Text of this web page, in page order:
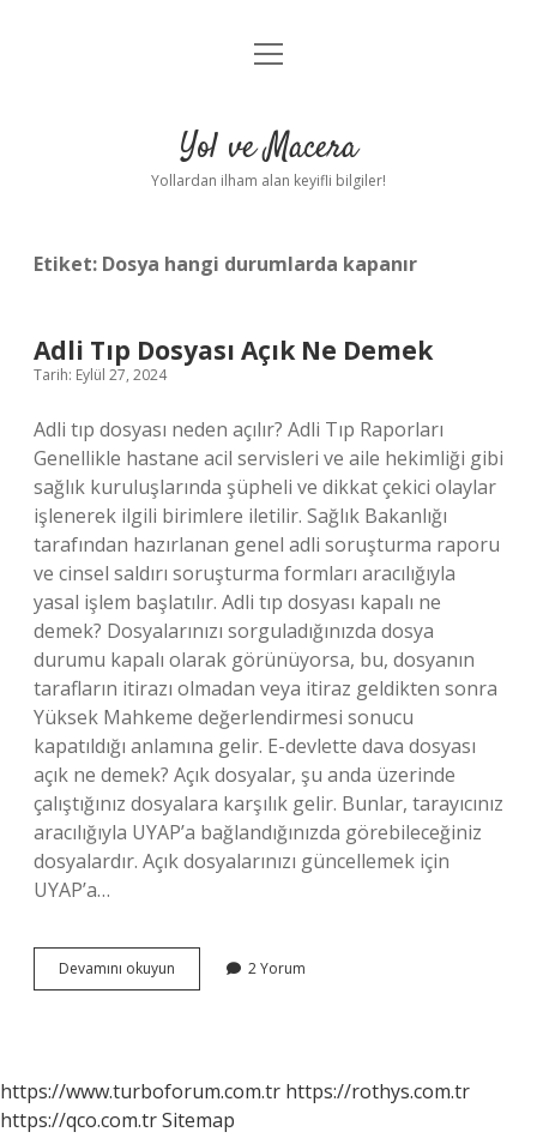
Anasayfa
Yasal Uyarı
menüyü
Yol ve Macera
Yollardan ilham alan keyifli bilgiler!
Etiket: Dosya hangi durumlarda kapanır
Adli Tıp Dosyası Açık Ne Demek
Tarih: Eylül 27, 2024
Adli tıp dosyası neden açılır? Adli Tıp Raporları
Genellikle hastane acil servisleri ve aile hekimliği gibi
sağlık kuruluşlarında şüpheli ve dikkat çekici olaylar
işlenerek ilgili birimlere iletilir. Sağlık Bakanlığı
tarafından hazırlanan genel adli soruşturma raporu
ve cinsel saldırı soruşturma formları aracılığıyla
yasal işlem başlatılır. Adli tıp dosyası kapalı ne
demek? Dosyalarınızı sorguladığınızda dosya
durumu kapalı olarak görünüyorsa, bu, dosyanın
tarafların itirazı olmadan veya itiraz geldikten sonra
Yüksek Mahkeme değerlendirmesi sonucu
kapatıldığı anlamına gelir. E-devlette dava dosyası
açık ne demek? Açık dosyalar, şu anda üzerinde
çalıştığınız dosyalara karşılık gelir. Bunlar, tarayıcınız
aracılığıyla UYAP’a bağlandığınızda görebileceğiniz
dosyalardır. Açık dosyalarınızı güncellemek için
UYAP’a…
Devamını okuyun
Tıp
2 Yorum
https://www.turboforum.com.tr https://rothys.com.tr
https://qco.com.trSitemap